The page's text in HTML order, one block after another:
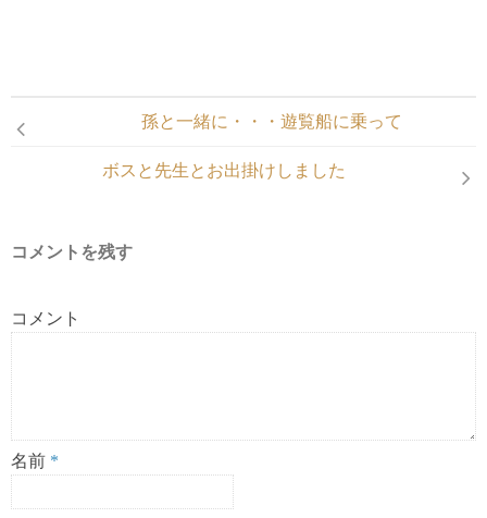
孫と一緒に・・・遊覧船に乗って
ボスと先生とお出掛けしました
コメントを残す
コメント
名前 *